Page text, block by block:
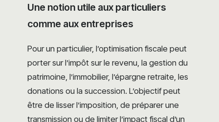
Une notion utile aux particuliers
comme aux entreprises
Pour un particulier, l’optimisation fiscale peut
porter sur l’impôt sur le revenu, la gestion du
patrimoine, l’immobilier, l’épargne retraite, les
donations ou la succession. L’objectif peut
être de lisser l’imposition, de préparer une
transmission ou de limiter l’impact fiscal d’un